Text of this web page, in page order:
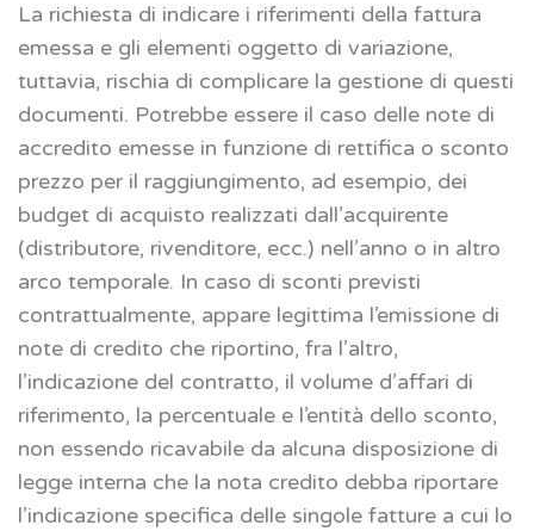
La richiesta di indicare i riferimenti della fattura
emessa e gli elementi oggetto di variazione,
tuttavia, rischia di complicare la gestione di questi
documenti. Potrebbe essere il caso delle note di
accredito emesse in funzione di rettifica o sconto
prezzo per il raggiungimento, ad esempio, dei
budget di acquisto realizzati dall’acquirente
(distributore, rivenditore, ecc.) nell’anno o in altro
arco temporale. In caso di sconti previsti
contrattualmente, appare legittima l’emissione di
note di credito che riportino, fra l’altro,
l’indicazione del contratto, il volume d’affari di
riferimento, la percentuale e l’entità dello sconto,
non essendo ricavabile da alcuna disposizione di
legge interna che la nota credito debba riportare
l’indicazione specifica delle singole fatture a cui lo